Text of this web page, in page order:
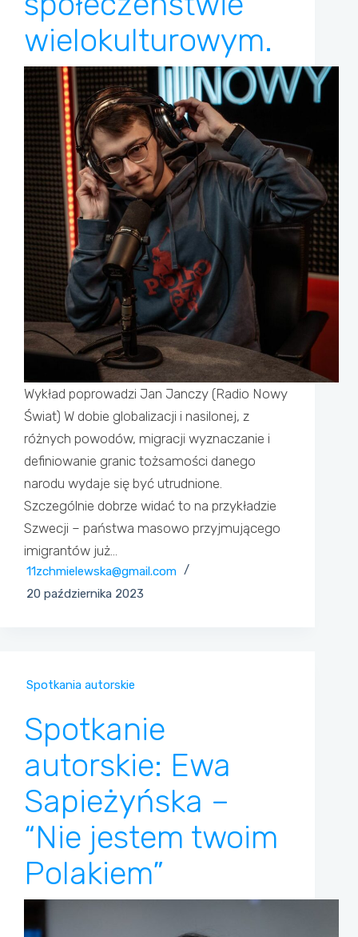
wielokulturowym.
Wykład poprowadzi Jan Janczy (Radio Nowy
Świat) W dobie globalizacji i nasilonej, z
różnych powodów, migracji wyznaczanie i
definiowanie granic tożsamości danego
narodu wydaje się być utrudnione.
Szczególnie dobrze widać to na przykładzie
Szwecji – państwa masowo przyjmującego
imigrantów już…
11zchmielewska@gmail.com
20 października 2023
Spotkania autorskie
Spotkanie
autorskie: Ewa
Sapieżyńska –
“Nie jestem twoim
Polakiem”